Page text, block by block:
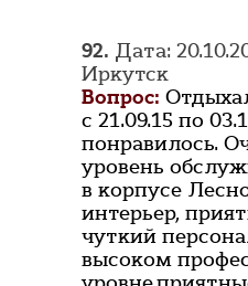
92. Дата:
Иркутск
Вопрос:
с 21.09.15 по
понравилось.
уровень
в корпусе
интерьер,
чуткий
высоком